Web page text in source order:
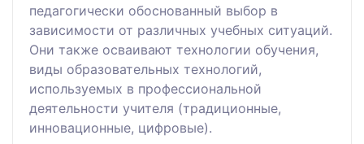
педагогически обоснованный выбор в
зависимости от различных учебных ситуаций.
Они также осваивают технологии обучения,
виды образовательных технологий,
используемых в профессиональной
деятельности учителя (традиционные,
инновационные, цифровые).